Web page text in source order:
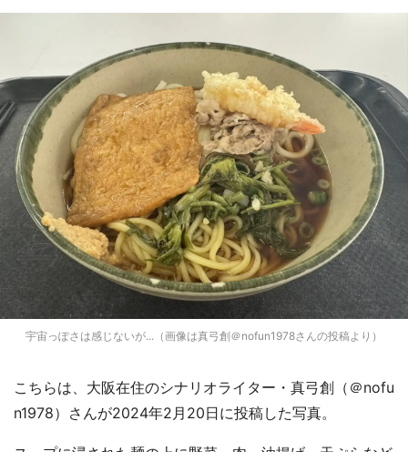
宇宙っぽさは感じないが...（画像は真弓創＠nofun1978さんの投稿より）
こちらは、大阪在住のシナリオライター・真弓創（＠nofu
n1978）さんが2024年2月20日に投稿した写真。